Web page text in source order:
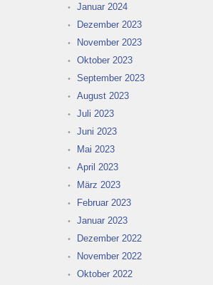
Januar 2024
Dezember 2023
November 2023
Oktober 2023
September 2023
August 2023
Juli 2023
Juni 2023
Mai 2023
April 2023
März 2023
Februar 2023
Januar 2023
Dezember 2022
November 2022
Oktober 2022